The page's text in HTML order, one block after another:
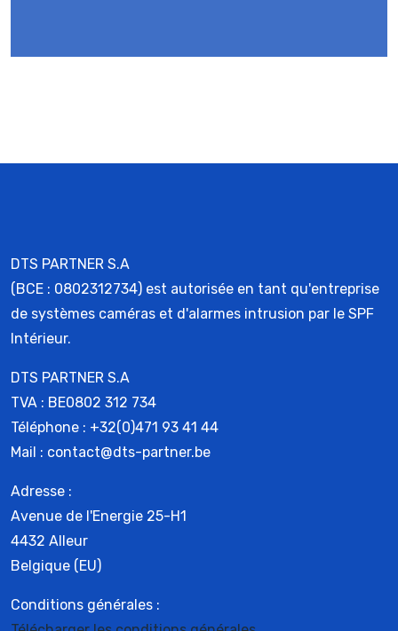
DTS PARTNER S.A
(BCE : 0802312734) est autorisée en tant qu'entreprise
de systèmes caméras et d'alarmes intrusion par le SPF
Intérieur.
DTS PARTNER S.A
TVA : BE0802 312 734
Téléphone : +32(0)471 93 41 44
Mail : contact@dts-partner.be
Adresse :
Avenue de l'Energie 25-H1
4432 Alleur
Belgique (EU)
Conditions générales :